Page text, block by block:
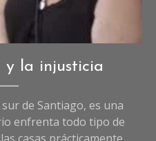
Crónicas,
Crónicas
Sociedad,
Sociedad
y la injusticia
de Santiago, es una
enfrenta todo tipo de